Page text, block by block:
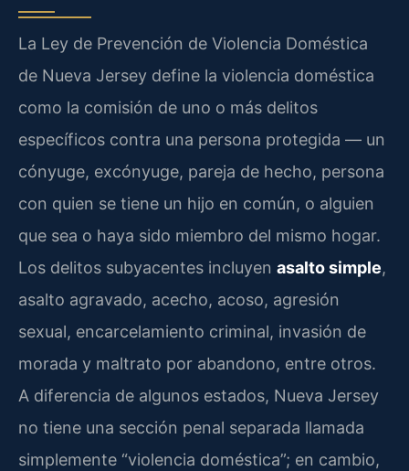
La Ley de Prevención de Violencia Doméstica
de Nueva Jersey define la violencia doméstica
como la comisión de uno o más delitos
específicos contra una persona protegida — un
cónyuge, excónyuge, pareja de hecho, persona
con quien se tiene un hijo en común, o alguien
que sea o haya sido miembro del mismo hogar.
Los delitos subyacentes incluyen asalto simple,
asalto agravado, acecho, acoso, agresión
sexual, encarcelamiento criminal, invasión de
morada y maltrato por abandono, entre otros.
A diferencia de algunos estados, Nueva Jersey
no tiene una sección penal separada llamada
simplemente “violencia doméstica”; en cambio,